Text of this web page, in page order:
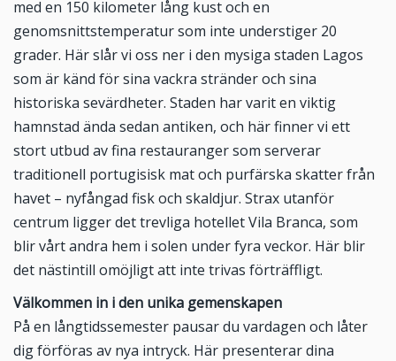
med en 150 kilometer lång kust och en
genomsnittstemperatur som inte understiger 20
grader. Här slår vi oss ner i den mysiga staden Lagos
som är känd för sina vackra stränder och sina
historiska sevärdheter. Staden har varit en viktig
hamnstad ända sedan antiken, och här finner vi ett
stort utbud av fina restauranger som serverar
traditionell portugisisk mat och purfärska skatter från
havet – nyfångad fisk och skaldjur. Strax utanför
centrum ligger det trevliga hotellet Vila Branca, som
blir vårt andra hem i solen under fyra veckor. Här blir
det nästintill omöjligt att inte trivas förträffligt.
Välkommen in i den unika gemenskapen
På en långtidssemester pausar du vardagen och låter
dig förföras av nya intryck. Här presenterar dina